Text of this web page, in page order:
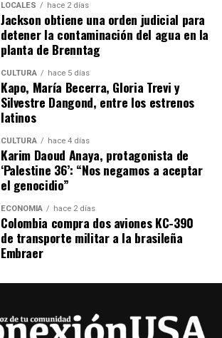
LOCALES hace 2 días
Jackson obtiene una orden judicial para
detener la contaminación del agua en la
planta de Brenntag
CULTURA hace 5 días
Kapo, María Becerra, Gloria Trevi y
Silvestre Dangond, entre los estrenos
latinos
CULTURA hace 4 días
Karim Daoud Anaya, protagonista de
‘Palestine 36’: “Nos negamos a aceptar
el genocidio”
ECONOMÍA hace 2 días
Colombia compra dos aviones KC-390
de transporte militar a la brasileña
Embraer